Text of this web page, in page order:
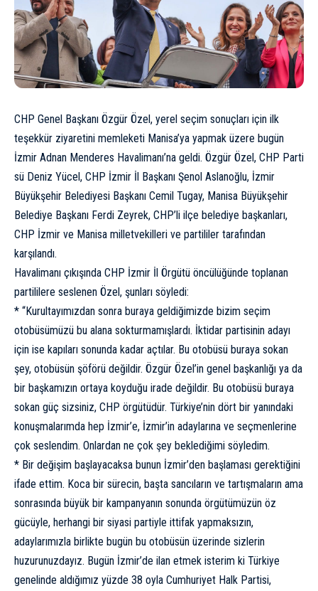
CHP Genel Başkanı Özgür Özel, yerel seçim sonuçları için ilk
teşekkür ziyaretini memleketi Manisa’ya yapmak üzere bugün
İzmir Adnan Menderes Havalimanı’na geldi. Özgür Özel, CHP Parti
sü Deniz Yücel, CHP İzmir İl Başkanı Şenol Aslanoğlu, İzmir
Büyükşehir Belediyesi Başkanı Cemil Tugay, Manisa Büyükşehir
Belediye Başkanı Ferdi Zeyrek, CHP’li ilçe belediye başkanları,
CHP İzmir ve Manisa milletvekilleri ve partililer tarafından
karşılandı.
Havalimanı çıkışında CHP İzmir İl Örgütü öncülüğünde toplanan
partililere seslenen Özel, şunları söyledi:
* “Kurultayımızdan sonra buraya geldiğimizde bizim seçim
otobüsümüzü bu alana sokturmamışlardı. İktidar partisinin adayı
için ise kapıları sonunda kadar açtılar. Bu otobüsü buraya sokan
şey, otobüsün şöförü değildir. Özgür Özel’in genel başkanlığı ya da
bir başkamızın ortaya koyduğu irade değildir. Bu otobüsü buraya
sokan güç sizsiniz, CHP örgütüdür. Türkiye’nin dört bir yanındaki
konuşmalarımda hep İzmir’e, İzmir’in adaylarına ve seçmenlerine
çok seslendim. Onlardan ne çok şey beklediğimi söyledim.
* Bir değişim başlayacaksa bunun İzmir’den başlaması gerektiğini
ifade ettim. Koca bir sürecin, başta sancıların ve tartışmaların ama
sonrasında büyük bir kampanyanın sonunda örgütümüzün öz
gücüyle, herhangi bir siyasi partiyle ittifak yapmaksızın,
adaylarımızla birlikte bugün bu otobüsün üzerinde sizlerin
huzurunuzdayız. Bugün İzmir’de ilan etmek isterim ki Türkiye
genelinde aldığımız yüzde 38 oyla Cumhuriyet Halk Partisi,